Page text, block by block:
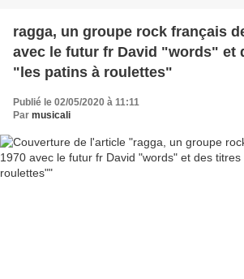
ragga, un groupe rock français
avec le futur fr David "words" et
"les patins à roulettes"
Publié le 02/05/2020 à 11:11
Par musicali